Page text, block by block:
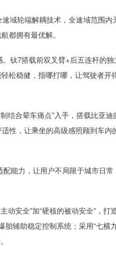
域轮端解耦技术，全速域范围内
都拥有最优解。
钛7搭载前双叉臂+后五连杆的
松稳健，指哪打哪，让驾驶者开
结合晕车痛点”入手，搭载比亚迪
性，让乘坐的高级感照顾到车内
配能力，让用户不局限于城市日常
动安全”加“硬核的被动安全”，打
辅助稳定控制系统；采用“七横